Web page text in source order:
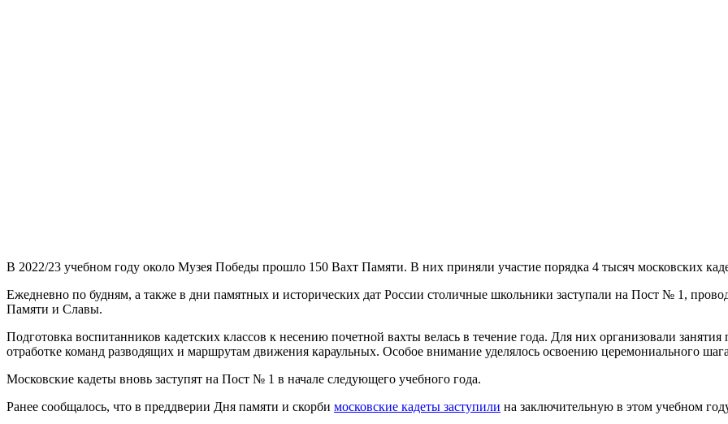
В 2022/23 учебном году около Музея Победы прошло 150 Вахт Памяти. В них приняли участие порядка 4 тысяч московских
Ежедневно по будням, а также в дни памятных и исторических дат России столичные школьники заступали на Пост № 1,
Памяти и Славы.
Подготовка воспитанников кадетских классов к несению почетной вахты велась в течение года. Для них организовали
отработке команд разводящих и маршрутам движения караульных. Особое внимание уделялось освоению церемониального
Московские кадеты вновь заступят на Пост № 1 в начале следующего учебного года.
Ранее сообщалось, что в преддверии Дня памяти и скорби московские кадеты заступили на заключительную в этом учебном